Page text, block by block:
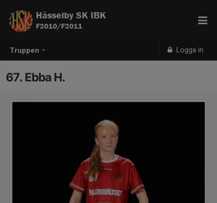
Truppen Logga in
Hässelby SK IBK
F2010/F2011
67. Ebba H.